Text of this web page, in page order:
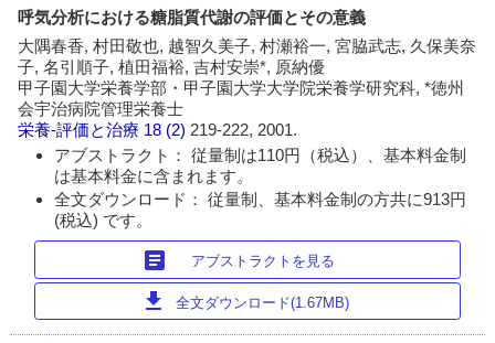
呼気分析における糖脂質代謝の評価とその意義
大隅春香, 村田敬也, 越智久美子, 村瀬裕一, 宮脇武志, 久保美奈
子, 名引順子, 植田福裕, 吉村安崇*, 原納優
甲子園大学栄養学部・甲子園大学大学院栄養学研究科, *徳州
会宇治病院管理栄養士
栄養-評価と治療 18 (2) 219-222, 2001.
アブストラクト： 従量制は110円（税込）、基本料金制
は基本料金に含まれます。
全文ダウンロード： 従量制、基本料金制の方共に913円
(税込) です。
article アブストラクトを見る
download 全文ダウンロード(1.67MB)